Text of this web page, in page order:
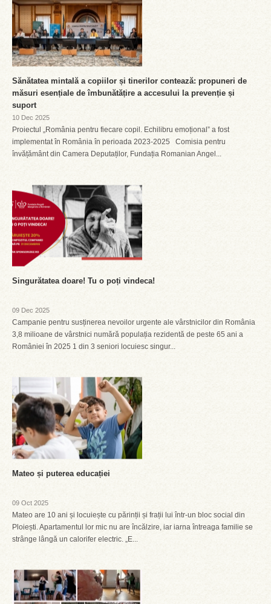
Sănătatea mintală a copiilor și tinerilor contează: propuneri de
măsuri esențiale de îmbunătățire a accesului la prevenție și
suport
10 Dec 2025
Proiectul „România pentru fiecare copil. Echilibru emoțional” a fost
implementat în România în perioada 2023-2025 Comisia pentru
învățământ din Camera Deputaților, Fundația Romanian Angel...
Singurătatea doare! Tu o poți vindeca!
09 Dec 2025
Campanie pentru susținerea nevoilor urgente ale vârstnicilor din România
3,8 milioane de vârstnici numără populația rezidentă de peste 65 ani a
României în 2025 1 din 3 seniori locuiesc singur...
Mateo și puterea educației
09 Oct 2025
Mateo are 10 ani și locuiește cu părinții și frații lui într-un bloc social din
Ploiești. Apartamentul lor mic nu are încălzire, iar iarna întreaga familie se
strânge lângă un calorifer electric. „E...